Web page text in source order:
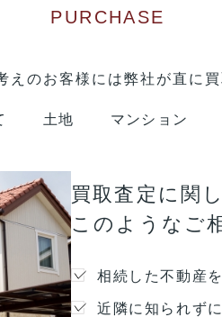
PURCHASE
えのお客様には弊社が直に買
土地 マンション
買取査定に関
このようなご
相続した不動産
近隣に知られず